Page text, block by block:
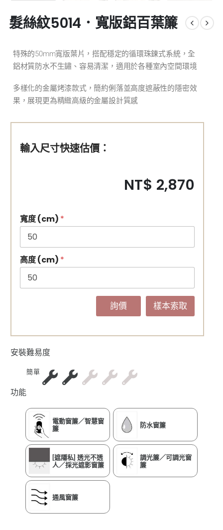
髮絲紋5014．寬版鋁百葉簾
特殊的50mm寬版葉片，搭配穩定的循環珠鍊式系統，全
鋁材質防水不生鏽、容易清潔，適用於各種室內空間環境
多樣化的金屬烤漆款式，簡約俐落並高度遮蔽性的隱密效
果，展現更為精緻高級的金屬設計質感
輸入尺寸快速估價：
NT$ 2,870
寬度 (cm) *
高度 (cm) *
詢價 樣本索取
安裝難易度
簡單
功能
電動窗簾／智慧窗
簾
防水窗簾
[遮隱私] 透光不透
人／採光遮影窗簾
調光簾／可調光窗
簾
通風窗簾